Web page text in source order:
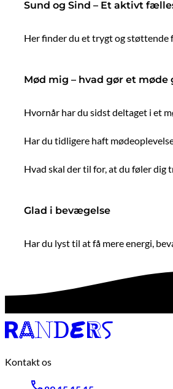
Sund og Sind – Et aktivt
Her finder du et trygt og støttende
Mød mig – hvad gør et møde
Hvornår har du sidst deltaget i et
Har du tidligere haft
Hvad skal der til for, at du føler dig
Glad i bevægelse
Har du lyst til at få mere energi,
Kontakt os